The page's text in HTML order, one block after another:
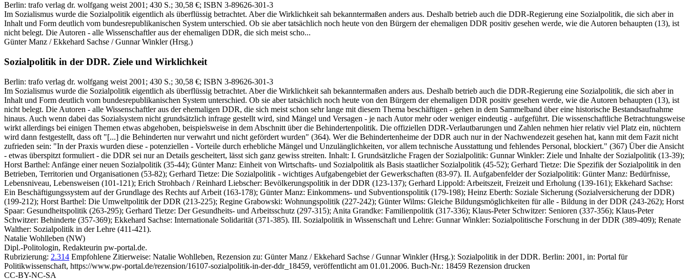
Berlin: trafo verlag dr. wolfgang weist 2001 ; 430 S.; 30,58 €; ISBN 3-89626-301-3
Im Sozialismus wurde die Sozialpolitik eigentlich als überflüssig betrachtet. Aber die Wirklichkeit sah bekanntermaßen anders aus. Deshalb betrieb auch die DDR-Regierung eine Sozialpolitik, die sich aber in
Inhalt und Form deutlich vom bundesrepublikanischen System unterschied. Ob sie aber tatsächlich noch heute von den Bürgern der ehemaligen DDR positiv gesehen werde, wie die Autoren behaupten (13), ist
nicht belegt. Die Autoren - alle Wissenschaftler aus der ehemaligen DDR, die sich meist scho...
Günter Manz / Ekkehard Sachse / Gunnar Winkler(Hrsg.)
Sozialpolitik in der DDR. Ziele und Wirklichkeit
Berlin: trafo verlag dr. wolfgang weist 2001 ; 430 S.; 30,58 €; ISBN 3-89626-301-3
Im Sozialismus wurde die Sozialpolitik eigentlich als überflüssig betrachtet. Aber die Wirklichkeit sah bekanntermaßen anders aus. Deshalb betrieb auch die DDR-Regierung eine Sozialpolitik, die sich aber in
Inhalt und Form deutlich vom bundesrepublikanischen System unterschied. Ob sie aber tatsächlich noch heute von den Bürgern der ehemaligen DDR positiv gesehen werde, wie die Autoren behaupten (13), ist
nicht belegt. Die Autoren - alle Wissenschaftler aus der ehemaligen DDR, die sich meist schon sehr lange mit diesem Thema beschäftigen - gehen in dem Sammelband über eine historische Bestandsaufnahme
hinaus. Auch wenn dabei das Sozialsystem nicht grundsätzlich infrage gestellt wird, sind Mängel und Versagen - je nach Autor mehr oder weniger eindeutig - aufgeführt. Die wissenschaftliche Betrachtungsweise
wirkt allerdings bei einigen Themen etwas abgehoben, beispielsweise in dem Abschnitt über die Behindertenpolitik. Die offiziellen DDR-Verlautbarungen und Zahlen nehmen hier relativ viel Platz ein, nüchtern
wird dann festgestellt, dass oft "[...] die Behinderten nur verwahrt und nicht gefördert wurden" (364). Wer die Behindertenheime der DDR auch nur in der Nachwendezeit gesehen hat, kann mit dem Fazit nicht
zufrieden sein: "In der Praxis wurden diese - potenziellen - Vorteile durch erhebliche Mängel und Unzulänglichkeiten, vor allem technische Ausstattung und fehlendes Personal, blockiert." (367) Über die Ansicht
- etwas überspitzt formuliert - die DDR sei nur an Details gescheitert, lässt sich ganz gewiss streiten. Inhalt: I. Grundsätzliche Fragen der Sozialpolitik: Gunnar Winkler: Ziele und Inhalte der Sozialpolitik (13-39);
Horst Barthel: Anfänge einer neuen Sozialpolitik (35-44); Günter Manz: Einheit von Wirtschafts- und Sozialpolitik als Basis staatlicher Sozialpolitik (45-52); Gerhard Tietze: Die Spezifik der Sozialpolitik in den
Betrieben, Territorien und Organisationen (53-82); Gerhard Tietze: Die Sozialpolitik - wichtiges Aufgabengebiet der Gewerkschaften (83-97). II. Aufgabenfelder der Sozialpolitik: Günter Manz: Bedürfnisse,
Lebensniveau, Lebensweisen (101-121); Erich Strohbach / Reinhard Liebscher: Bevölkerungspolitik in der DDR (123-137); Gerhard Lippold: Arbeitszeit, Freizeit und Erholung (139-161); Ekkehard Sachse:
Ein Beschäftigungssystem auf der Grundlage des Rechts auf Arbeit (163-178); Günter Manz: Einkommens- und Subventionspolitik (179-198); Heinz Eberth: Soziale Sicherung (Sozialversicherung der DDR)
(199-212); Horst Barthel: Die Umweltpolitik der DDR (213-225); Regine Grabowski: Wohnungspolitik (227-242); Günter Wilms: Gleiche Bildungsmöglichkeiten für alle - Bildung in der DDR (243-262); Horst
Spaar: Gesundheitspolitik (263-295); Gerhard Tietze: Der Gesundheits- und Arbeitsschutz (297-315); Anita Grandke: Familienpolitik (317-336); Klaus-Peter Schwitzer: Senioren (337-356); Klaus-Peter
Schwitzer: Behinderte (357-369); Ekkehard Sachse: Internationale Solidarität (371-385). III. Sozialpolitik in Wissenschaft und Lehre: Gunnar Winkler: Sozialpolitische Forschung in der DDR (389-409); Renate
Walther: Sozialpolitik in der Lehre (411-421).
Natalie Wohlleben (NW)
Dipl.-Politologin, Redakteurin pw-portal.de.
Rubrizierung: 2.314 Empfohlene Zitierweise: Natalie Wohlleben, Rezension zu: Günter Manz / Ekkehard Sachse / Gunnar Winkler(Hrsg.): Sozialpolitik in der DDR. Berlin: 2001, in: Portal für
Politikwissenschaft, https://www.pw-portal.de/rezension/16107-sozialpolitik-in-der-ddr_18459, veröffentlicht am 01.01.2006. Buch-Nr.: 18459 Rezension drucken
CC-BY-NC-SA